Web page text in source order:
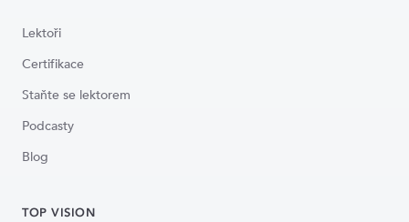
Lektoři
Certifikace
Staňte se lektorem
Podcasty
Blog
TOP VISION